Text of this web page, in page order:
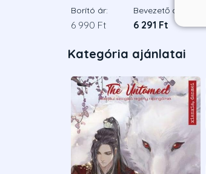
Borító ár:
6 990 Ft
Bevezető ár:
6 291 Ft
Kategória ajánlatai